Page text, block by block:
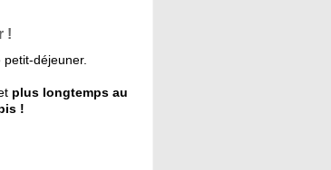
!
déjeuner.
plus longtemps au
!